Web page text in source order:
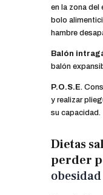
en la zona del
bolo
hambre
Balón
balón
P.O.S.E.
y realizar
su capacidad.
Dietas
perder
obesidad